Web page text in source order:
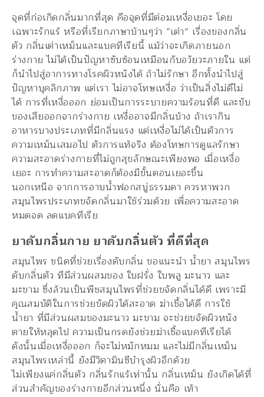
จุดที่ก่อเกิดกลิ่นมากที่สุด คือจุดที่มีต่อมเหงื่อเยอะ โดย
เฉพาะรักแร้ หรือที่เรียกภาษาบ้านๆว่า “เต่า” เรื่องของกลิ่น
ตัว กลิ่นเต่าเหม็นและแบคทีเรียนี้ แม้ว่าจะเกิดภายนอก
ร่างกาย ไม่ได้เป็นปัญหาซับซ้อนเหมือนกับอวัยวะภายใน แต่
ก็นำไปสู่อาการทางโรคผิวหนังได้ ถ้าไม่รักษา อีกทั้งนำไปสู่
ปัญหาบุคลิกภาพ แต่เรา ไม่อาจโทษเหงื่อ ว่าเป็นสิ่งไม่ดีไม่
ได้ การที่เหงื่อออก ย่อมเป็นการระบายความร้อนที่ดี และขับ
ของเสียออกจากร่างกาย เหงื่ออาจมีกลิ่นบ้าง ถ้าเรากิน
อาหารบางประเภทที่มีกลิ่นแรง แต่เหงื่อไม่ได้เป็นตัวการ
ความเหม็นเสมอไป ตัวการแท้จริง ต้องโทษการดูแลรักษา
ความสะอาดร่างกายที่ไม่ถูกสุขลักษณะเพียงพอ เมื่อเหงื่อ
เยอะ การทำความสะอาดก็ต้องมีขั้นตอนเยอะขึ้น
นอกเหนือ จากการอาบน้ำฟอกสบู่ธรรมดา ควรหาพวก
สมุนไพรประเภทขจัดกลิ่นมาใช้ร่วมด้วย เพื่อความสะอาด
หมดจด ลดแบคทีเรีย
ยาดับกลิ่นกาย ยาดับกลิ่นตัว ที่ดีที่สุด
สมุนไพร ชนิดที่ช่วยเรื่องดับกลิ่น ขอแนะนำ น้ำยา สมุนไพร
ดับกลิ่นตัว ทีมีส่วนผสมของ ใบฝรั่ง ใบพลู มะนาว และ
มะขาม ซึ่งล้วนเป็นพืชสมุนไพรที่ช่วยขจัดกลิ่นได้ดี เพราะมี
คุณสมบัติในการช่วยขัดผิวได้สะอาด ฆ่าเชื้อได้ดี การใช้
น้ำยา ที่มีส่วนผสมของมะนาว มะขาม จะช่วยขจัดผิวหนัง
ตายให้หลุดไป ความเป็นกรดยังช่วยฆ่าเชื้อแบคทีเรียได้
ดังนั้นเมื่อเหงื่อออก ก็จะไม่หมักหมม และไม่มีกลิ่นเหม็น
สมุนไพรเหล่านี้ ยังมีวิตามินซีบำรุงผิวอีกด้วย
ไม่เพียงแค่กลิ่นตัว กลิ่นรักแร้เท่านั้น กลิ่นเหม็น ยังเกิดได้ที่
ส่วนสำคัญของร่างกายอีกส่วนหนึ่ง นั่นคือ เท้า